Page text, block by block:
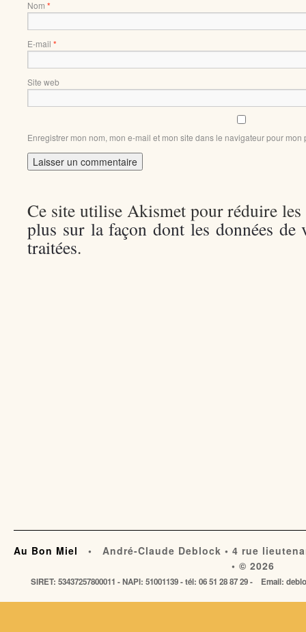
Nom *
E-mail *
Site web
Enregistrer mon nom, mon e-mail et mon site dans le navigateur pour
Ce site utilise Akismet pour réduire
plus sur la façon dont les données de
traitées.
Au Bon Miel
• André-Claude Deblock • 4 rue
• © 2026
SIRET: 53437257800011 - NAPI: 51001139 - tél: 06 51 28 87 29 - Email: